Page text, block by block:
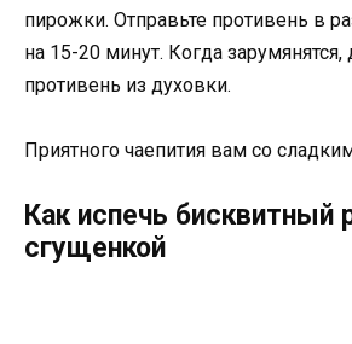
пирожки. Отправьте противень в
на 15-20 минут. Когда зарумянятся,
противень из духовки.
Приятного чаепития вам со
Как испечь бисквитный
сгущенкой